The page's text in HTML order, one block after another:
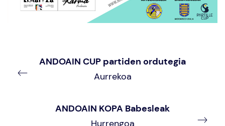
ANDOAIN CUP partiden ordutegia
Aurrekoa
ANDOAIN KOPA Babesleak
Hurrengoa